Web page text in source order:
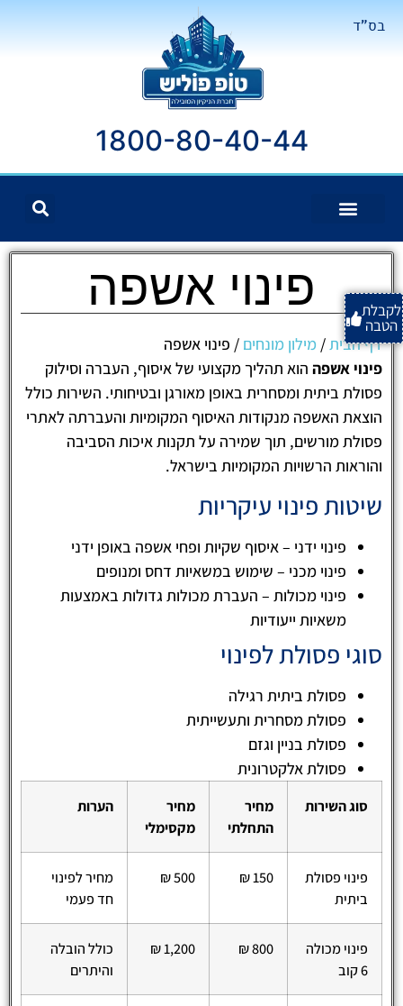
בס"ד
1800-80-40-44
לקבלת
הטבה
פינוי אשפה
דף הבית/ מילון מונחים / פינוי אשפה
פינוי אשפה הוא תהליך מקצועי של איסוף, העברה וסילוק
פסולת ביתית ומסחרית באופן מאורגן ובטיחותי. השירות כולל
הוצאת האשפה מנקודות האיסוף המקומיות והעברתה לאתרי
פסולת מורשים, תוך שמירה על תקנות איכות הסביבה
והוראות הרשויות המקומיות בישראל.
שיטות פינוי עיקריות
פינוי ידני – איסוף שקיות ופחי אשפה באופן ידני
פינוי מכני – שימוש במשאיות דחס ומנופים
פינוי מכולות – העברת מכולות גדולות באמצעות
משאיות ייעודיות
סוגי פסולת לפינוי
פסולת ביתית רגילה
פסולת מסחרית ותעשייתית
פסולת בניין וגזם
פסולת אלקטרונית
סוג השירות
מחיר
התחלתי
מחיר
מקסימלי
הערות
פינוי פסולת
ביתית
150 ₪
500 ₪
מחיר לפינוי
חד פעמי
פינוי מכולה
6 קוב
800 ₪
1,200 ₪
כולל הובלה
והיתרים